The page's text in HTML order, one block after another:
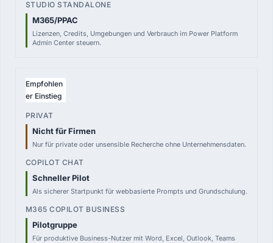
M365/PPAC
Lizenzen, Credits, Umgebungen und Verbrauch im Power Platform
Admin Center steuern.
Empfohlen
er Einstieg
Nicht für Firmen
Nur für private oder unsensible Recherche ohne Unternehmensdaten.
Schneller Pilot
Als sicherer Startpunkt für webbasierte Prompts und Grundschulung.
Pilotgruppe
Für produktive Business-Nutzer mit Word, Excel, Outlook, Teams